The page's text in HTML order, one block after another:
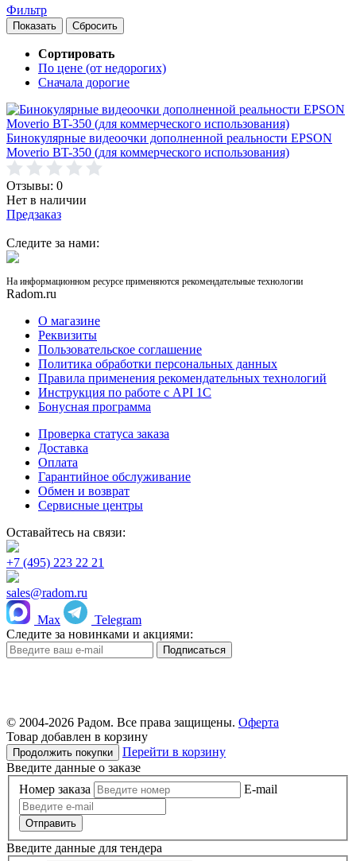
Фильтр
Сортировать
По цене (от недорогих)
Сначала дорогие
Бинокулярные видеоочки дополненной реальности EPSON
Moverio BT-350 (для коммерческого использования)
Отзывы: 0
Нет в наличии
Предзаказ
Следите за нами:
На информационном ресурсе применяются рекомендательные технологии
Radom.ru
О магазине
Реквизиты
Пользовательское соглашение
Политика обработки персональных данных
Правила применения рекомендательных технологий
Инструкция по работе с API 1C
Бонусная программа
Проверка статуса заказа
Доставка
Оплата
Гарантийное обслуживание
Обмен и возврат
Сервисные центры
Оставайтесь на связи:
+7 (495) 223 22 21
sales@radom.ru
Max
Telegram
Следите за новинками и акциями:
© 2004-2026 Радом. Все права защищены. Оферта
Товар добавлен в корзину
Продолжить покупки
Перейти в корзину
Введите данные о заказе
Номер заказа
E-mail
Отправить
Введите данные для тендера